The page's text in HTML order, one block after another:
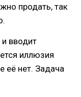
продать, так
вводит
иллюзия
её нет. Задача